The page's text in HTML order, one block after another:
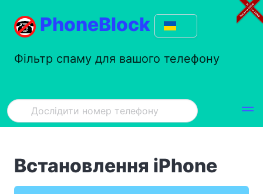
PhoneBlock
Фільтр спаму для вашого телефону
Встановлення iPhone